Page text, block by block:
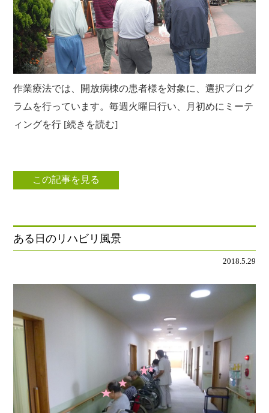
作業療法では、開放病棟の患者様を対象に、選択プログ
ラムを行っています。毎週火曜日行い、月初めにミーテ
ィングを行 [続きを読む]
この記事を見る
ある日のリハビリ風景
2018.5.29